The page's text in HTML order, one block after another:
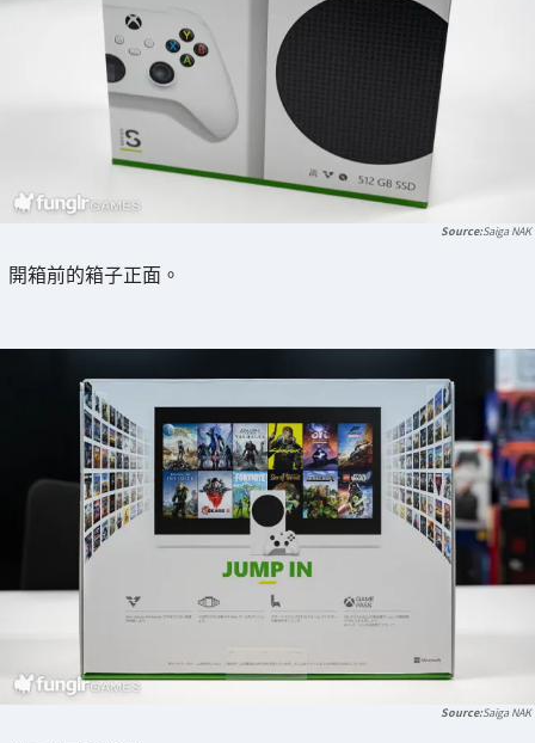
Saiga NAK
開箱前的箱子正面。
Saiga NAK